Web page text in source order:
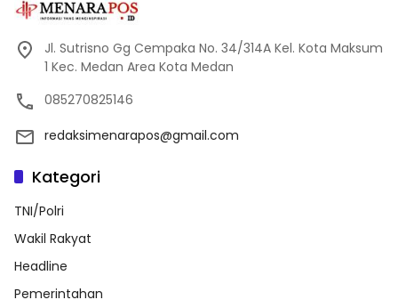
Jl. Sutrisno Gg Cempaka No. 34/314A Kel. Kota Maksum
1 Kec. Medan Area Kota Medan
085270825146
redaksimenarapos@gmail.com
Kategori
TNI/Polri
Wakil Rakyat
Headline
Pemerintahan